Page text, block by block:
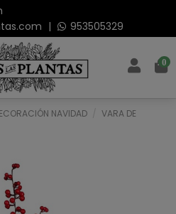
| 953505329
0
NAVIDAD
VARA DE